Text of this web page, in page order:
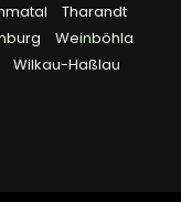
Tharandt
Weinböhla
Wilkau-Haßlau